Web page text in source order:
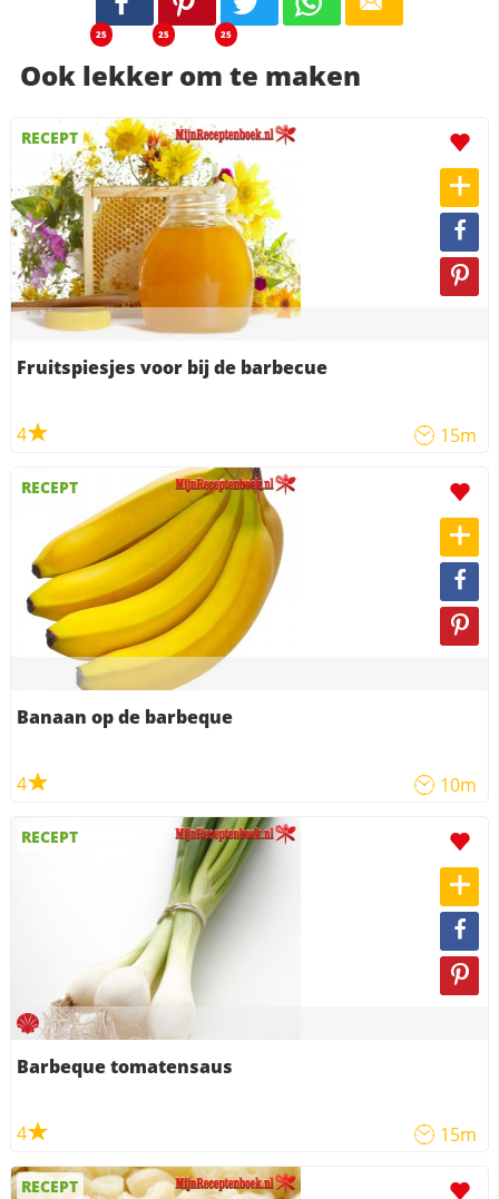
25 25 25
Ook lekker om te maken
RECEPT
Fruitspiesjes voor bij de barbecue
4 15m
RECEPT
Banaan op de barbeque
4 10m
RECEPT
Barbeque tomatensaus
4 15m
RECEPT